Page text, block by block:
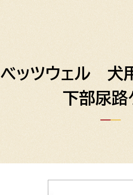
ベッツウェル 犬
下部尿路